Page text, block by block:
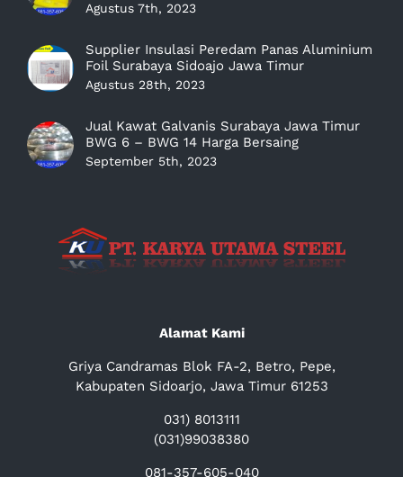
Agustus 7th, 2023
Supplier Insulasi Peredam Panas Aluminium
Foil Surabaya Sidoajo Jawa Timur
Agustus 28th, 2023
Jual Kawat Galvanis Surabaya Jawa Timur
BWG 6 – BWG 14 Harga Bersaing
September 5th, 2023
Alamat Kami
Griya Candramas Blok FA-2, Betro, Pepe,
Kabupaten Sidoarjo, Jawa Timur 61253
031) 8013111
(031)99038380
081-357-605-040